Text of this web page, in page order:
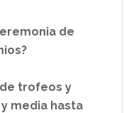
de
trofeos y
media hasta